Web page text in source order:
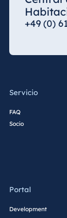
+49 (0)
Servicio
FAQ
Socio
Portal
Development